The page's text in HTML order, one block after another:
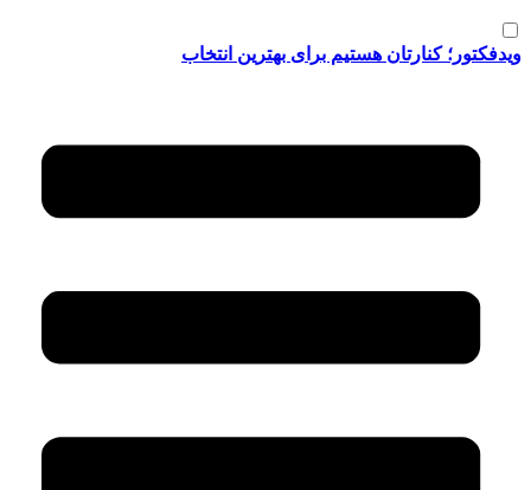
ویدفکتور؛ کنارتان هستیم برای بهترین انتخاب